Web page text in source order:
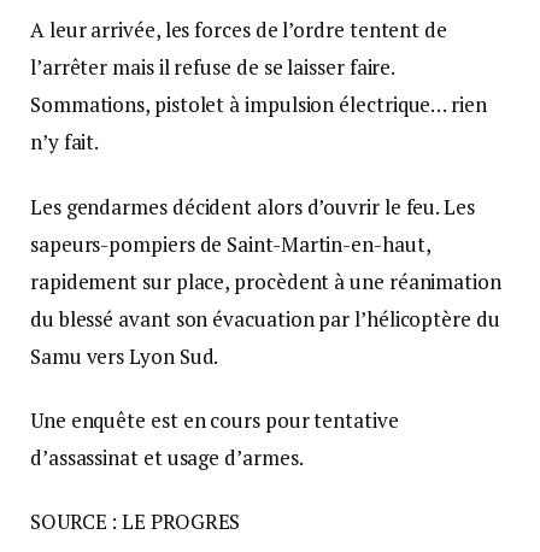
A leur arrivée, les forces de l’ordre tentent de
l’arrêter mais il refuse de se laisser faire.
Sommations, pistolet à impulsion électrique… rien
n’y fait.
Les gendarmes décident alors d’ouvrir le feu. Les
sapeurs-pompiers de Saint-Martin-en-haut,
rapidement sur place, procèdent à une réanimation
du blessé avant son évacuation par l’hélicoptère du
Samu vers Lyon Sud.
Une enquête est en cours pour tentative
d’assassinat et usage d’armes.
SOURCE : LE PROGRES